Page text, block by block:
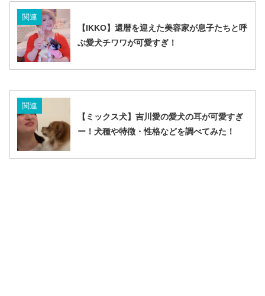
関連
【IKKO】還暦を迎えた美容家が息子たちと呼
ぶ愛犬チワワが可愛すぎ！
関連
【ミックス犬】吉川愛の愛犬の耳が可愛すぎ
ー！犬種や特徴・性格などを調べてみた！